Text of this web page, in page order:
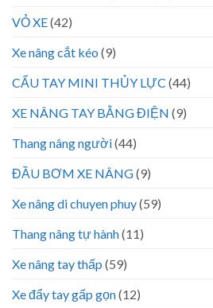
VỎ XE(42)
Xe nâng cắt kéo (9)
CẨU TAY MINI THỦY LỰC (44)
XE NÂNG TAY BẰNG ĐIỆN (9)
Thang nâng người(44)
ĐẦU BƠM XE NÂNG(9)
Xe nâng di chuyen phuy(59)
Thang nâng tự hành(11)
Xe nâng tay thấp (59)
Xe đẩy tay gấp gọn(12)